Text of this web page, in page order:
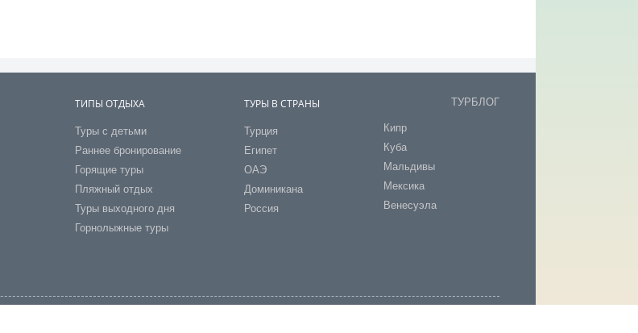
ТИПЫ ОТДЫХА
Туры с детьми
Раннее бронирование
Горящие туры
Пляжный отдых
Туры выходного дня
Горнолыжные туры
ТУРЫ В СТРАНЫ
Турция
Египет
ОАЭ
Доминикана
Россия
ТУРБЛОГ
Кипр
Куба
Мальдивы
Мексика
Венесуэла